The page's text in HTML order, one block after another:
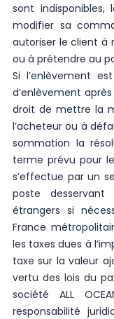
sont
modifier sa
autoriser le client à
ou à prétendre au
Si l’enlèvement
d’enlèvement
droit de mettre la
l’acheteur ou à
sommation la
terme prévu pour
s’effectue par un
poste
étrangers si
France
les taxes dues à
taxe sur la valeur
vertu des lois du
société ALL
responsabilité